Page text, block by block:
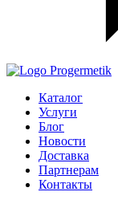
Каталог
Услуги
Блог
Новости
Доставка
Партнерам
Контакты